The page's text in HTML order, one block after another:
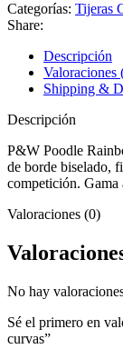
Categorías: Tijeras
Share:
Descripción
Valoraciones
Shipping &
Descripción
P&W Poodle
de borde biselado,
competición. Gama
Valoraciones (0)
No hay
Sé el primero en
curvas”